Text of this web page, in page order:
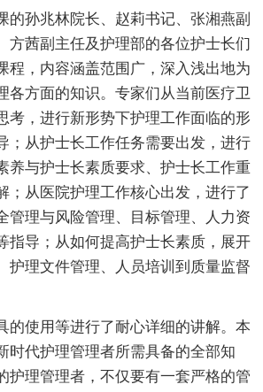
孙兆林院长、赵莉书记、张湘燕副
方茜副主任及护理部的各位护士长们
程，内容涵盖范围广，深入浅出地为
各方面的知识。专家们从当前医疗卫
考，进行新形势下护理工作面临的形
；从护士长工作任务需要出发，进行
养与护士长素质要求、护士长工作重
；从医院护理工作核心出发，进行了
管理与风险管理、目标管理、人力资
指导；从如何提高护士长素质，展开
护理文件管理、人员培训到质量监督
使用等进行了耐心详细的讲解。本
时代护理管理者所需具备的全部知
护理管理者，不仅要有一套严格的管